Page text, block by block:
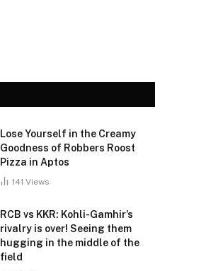
Lose Yourself in the Creamy
Goodness of Robbers Roost
Pizza in Aptos
141 Views
RCB vs KKR: Kohli-Gamhir’s
rivalry is over! Seeing them
hugging in the middle of the
field